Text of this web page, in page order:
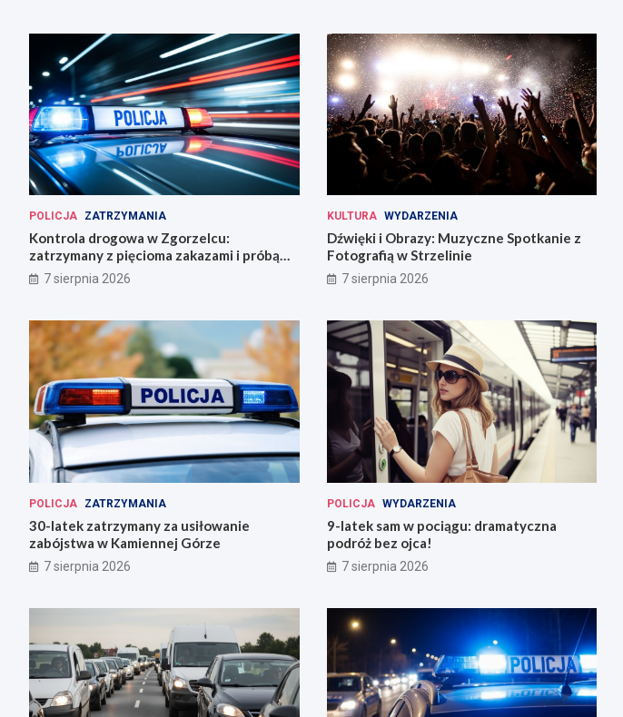
POLICJA ZATRZYMANIA
Kontrola drogowa w Zgorzelcu:
zatrzymany z pięcioma zakazami i próbą
ucieczki
7 sierpnia 2026
KULTURA WYDARZENIA
Dźwięki i Obrazy: Muzyczne Spotkanie z
Fotografią w Strzelinie
7 sierpnia 2026
POLICJA ZATRZYMANIA
30-latek zatrzymany za usiłowanie
zabójstwa w Kamiennej Górze
7 sierpnia 2026
POLICJA WYDARZENIA
9-latek sam w pociągu: dramatyczna
podróż bez ojca!
7 sierpnia 2026